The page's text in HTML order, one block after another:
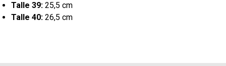
Talle 39: 25,5 cm
Talle 40: 26,5 cm